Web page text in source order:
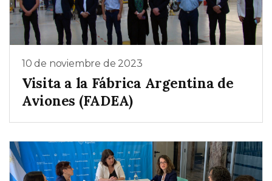
10 de noviembre de 2023
Visita a la Fábrica Argentina de
Aviones (FADEA)